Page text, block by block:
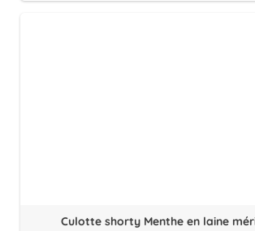
Culotte shorty Menthe en laine